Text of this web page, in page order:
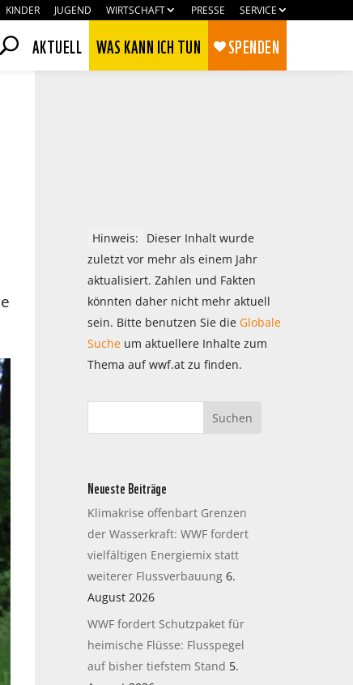
KINDER JUGEND WIRTSCHAFT PRESSE SERVICE
AKTUELL WAS KANN ICH TUN SPENDEN
Hinweis:
Dieser Inhalt wurde
zuletzt vor mehr als einem Jahr
aktualisiert. Zahlen und Fakten
könnten daher nicht mehr aktuell
sein. Bitte benutzen Sie die Globale
Sucheum aktuellere Inhalte zum
Thema auf wwf.at zu finden.
Neueste Beiträge
Klimakrise offenbart Grenzen
der Wasserkraft: WWF fordert
vielfältigen Energiemix statt
weiterer Flussverbauung 6.
August 2026
WWF fordert Schutzpaket für
heimische Flüsse: Flusspegel
auf bisher tiefstem Stand 5.
Ablehnen